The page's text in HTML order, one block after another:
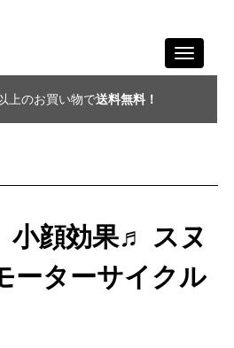
Toggle
上のお買い物で送料無料！
小顔効果♬ スヌ
ーターサイクル